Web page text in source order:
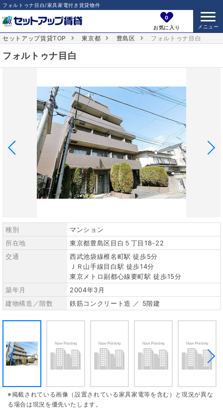
フォルトゥナ目白/家具家電付き賃貸物件
0
お気に入り
セットアップ賃貸TOP 東京都 豊島区 フォルトゥナ目白
フォルトゥナ目白
種別
マンション
所在地
東京都豊島区目白５丁目18-22
交通
西武池袋線椎名町駅 徒歩5分
ＪＲ山手線目白駅 徒歩14分
東京メトロ副都心線要町駅 徒歩15分
築年月
2004年3月
建物構造／階数
鉄筋コンクリート造 ／ 5階建
※掲載されている画像（設置されている家具家電等を含む）と現況が異な
る場合は現況を優先いたします。